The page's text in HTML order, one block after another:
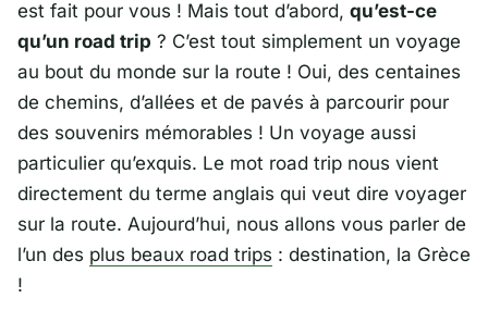
est fait pour vous ! Mais tout d’abord, qu’est-ce
qu’un road trip ? C’est tout simplement un voyage
au bout du monde sur la route ! Oui, des centaines
de chemins, d’allées et de pavés à parcourir pour
des souvenirs mémorables ! Un voyage aussi
particulier qu’exquis. Le mot road trip nous vient
directement du terme anglais qui veut dire voyager
sur la route. Aujourd’hui, nous allons vous parler de
l’un des plus beaux road trips : destination, la Grèce
!